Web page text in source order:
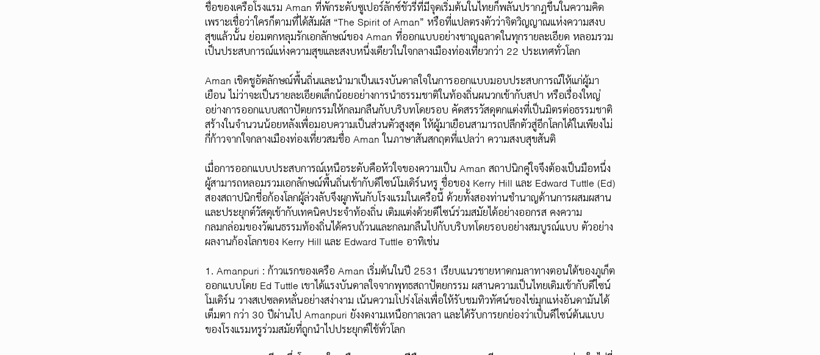
ชื่อของเครือโรงแรม Aman ที่พักระดับซูเปอร์ลักซ์ชัวรี่ที่มีจุดเริ่มต้นในไทยก็พลันปรากฎขึ้นในความคิด
เพราะเชื่อว่าใครก็ตามที่ได้สัมผัส “The Spirit of Aman” หรือที่แปลตรงตัวว่าจิตวิญญาณแห่งความสงบ
สุขแล้วนั้น ย่อมตกหลุมรักเอกลักษณ์ของ Aman ที่ออกแบบอย่างชาญฉลาดในทุกรายละเอียด หลอมรวม
เป็นประสบการณ์แห่งความสุขและสงบหนึ่งเดียวในใจกลางเมืองท่องเที่ยวกว่า 22 ประเทศทั่วโลก
Aman เชิดชูอัตลักษณ์พื้นถิ่นและนำมาเป็นแรงบันดาลใจในการออกแบบมอบประสบการณ์ให้แก่ผู้มา
เยือน ไม่ว่าจะเป็นรายละเอียดเล็กน้อยอย่างการนำธรรมชาติในท้องถิ่นผนวกเข้ากับสปา หรือเรื่องใหญ่
อย่างการออกแบบสถาปัตยกรรมให้กลมกลืนกับบริบทโดยรอบ คัดสรรวัสดุตกแต่งที่เป็นมิตรต่อธรรมชาติ
สร้างในจำนวนน้อยหลังเพื่อมอบความเป็นส่วนตัวสูงสุด ให้ผู้มาเยือนสามารถปลีกตัวสู่อีกโลกได้ในเพียงไม่
กี่ก้าวจากใจกลางเมืองท่องเที่ยวสมชื่อ Aman ในภาษาสันสกฤตที่แปลว่า ความสงบสุขสันติ
เมื่อการออกแบบประสบการณ์เหนือระดับคือหัวใจของความเป็น Aman สถาปนิกคู่ใจจึงต้องเป็นมือหนึ่ง
ผู้สามารถหลอมรวมเอกลักษณ์พื้นถิ่นเข้ากับดีไซน์โมเดิร์นหรู ชื่อของ Kerry Hill และ Edward Tuttle (Ed)
สองสถาปนิกชี่อก้องโลกผู้ล่วงลับจึงผูกพันกับโรงแรมในเครือนี้ ด้วยทั้งสองท่านชำนาญด้านการผสมผสาน
และประยุกต์วัสดุเข้ากับเทคนิคประจำท้องถิ่น เติมแต่งด้วยดีไซน์ร่วมสมัยได้อย่างออกรส คงความ
กลมกล่อมของวัฒนธรรมท้องถิ่นได้ครบถ้วนและกลมกลืนไปกับบริบทโดยรอบอย่างสมบูรณ์แบบ ตัวอย่าง
ผลงานก้องโลกของ Kerry Hill และ Edward Tuttle อาทิเช่น
1. Amanpuri : ก้าวแรกของเครือ Aman เริ่มต้นในปี 2531 เรียบแนวชายหาดกมลาทางตอนใต้ของภูเก็ต
ออกแบบโดย Ed Tuttle เขาได้แรงบันดาลใจจากพุทธสถาปัตยกรรม ผสานความเป็นไทยเดิมเข้ากับดีไซน์
โมเดิร์น วางสเปซลดหลั่นอย่างสง่างาม เน้นความโปร่งโล่งเพื่อให้รับชมทิวทัศน์ของไข่มุกแห่งอันดามันได้
เต็มตา กว่า 30 ปีผ่านไป Amanpuri ยังงดงามเหนือกาลเวลา และได้รับการยกย่องว่าเป็นดีไซน์ต้นแบบ
ของโรงแรมหรูร่วมสมัยที่ถูกนำไปประยุกต์ใช้ทั่วโลก